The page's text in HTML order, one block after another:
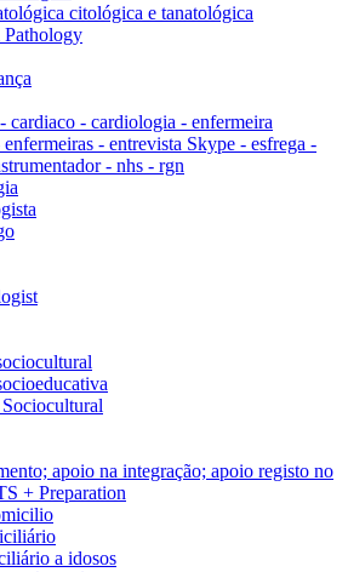
citológica e tanatológica
cardiaco - cardiologia - enfermeira
enfermeiras - entrevista Skype - esfrega -
- nhs - rgn
apoio na integração; apoio registo no
+ Preparation
a idosos